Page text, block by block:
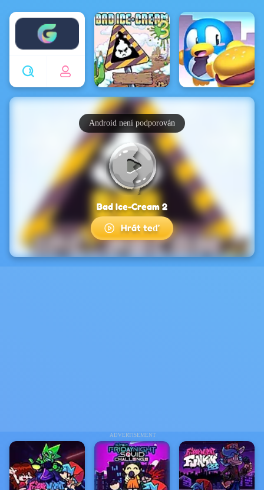
Enjoy4fun
ADVERTISEMENT
Android není podporován
Bad Ice-Cream 2
Hrát teď